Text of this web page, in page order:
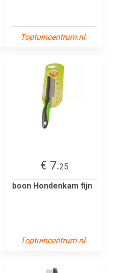
Toptuincentrum.nl
€ 7.25
boon Hondenkam fijn
Toptuincentrum.nl